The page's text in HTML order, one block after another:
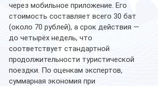
через мобильное приложение. Его
стоимость составляет всего 30 бат
(около 70 рублей), а срок действия —
до четырёх недель, что
соответствует стандартной
продолжительности туристической
поездки. По оценкам экспертов,
суммарная экономия при